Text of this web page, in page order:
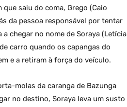
que saiu do coma, Grego (Caio
da pessoa responsável por tentar
chegar no nome de Soraya (Letícia
carro quando os capangas do
e a retiram à força do veículo.
molas da caranga de Bazunga
no destino, Soraya leva um susto